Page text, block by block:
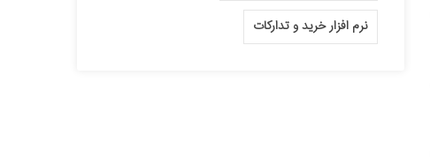
نرم افزار خرید و تدارکات